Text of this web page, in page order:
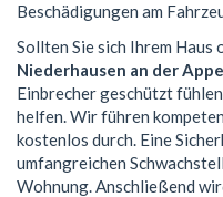
Beschädigungen am
Sollten Sie sich Ihrem Haus
Niederhausen an der
Einbrecher geschützt
helfen. Wir führen
kostenlos durch. Eine
umfangreichen
Wohnung. Anschließend